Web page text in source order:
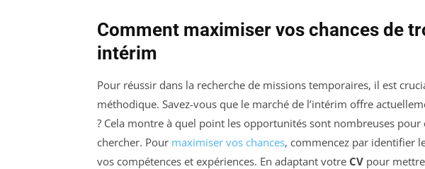
Comment maximiser vos chances de
intérim
Pour réussir dans la recherche de missions temporaires, il est
méthodique. Savez-vous que le marché de l’intérim offre
? Cela montre à quel point les opportunités sont nombreuses
chercher. Pour maximiser vos chances, commencez par identifier
vos compétences et expériences. En adaptant votre CV pour